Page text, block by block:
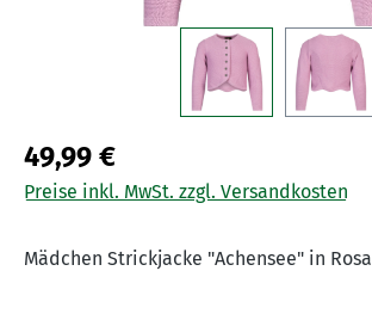
49,99 €
Preise inkl. MwSt. zzgl. Versandkosten
Mädchen Strickjacke "Achensee" in Rosa